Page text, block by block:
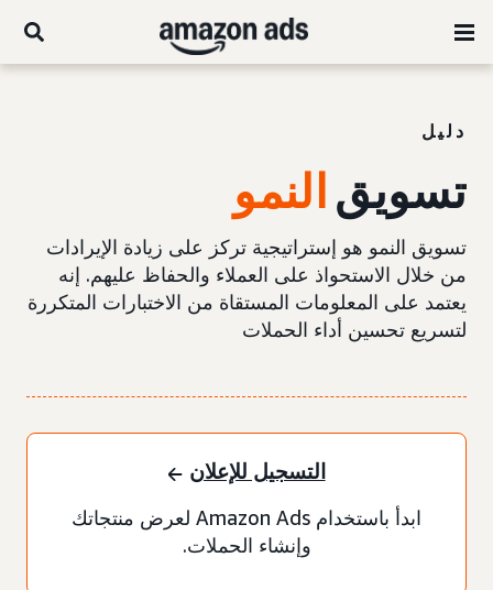
دليل
تسويق النمو
تسويق النمو هو إستراتيجية تركز على زيادة الإيرادات
من خلال الاستحواذ على العملاء والحفاظ عليهم. إنه
يعتمد على المعلومات المستقاة من الاختبارات المتكررة
لتسريع تحسين أداء الحملات
التسجيل للإعلان
ابدأ باستخدام Amazon Ads لعرض منتجاتك
وإنشاء الحملات.